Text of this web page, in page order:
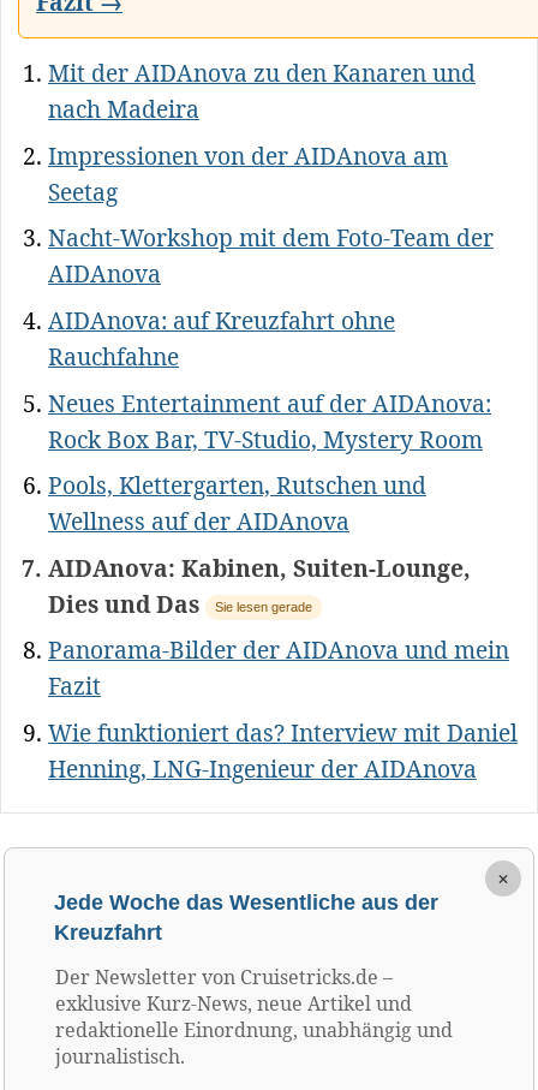
Mit der AIDAnova zu den Kanaren und
nach Madeira
Impressionen von der AIDAnova am
Seetag
Nacht-Workshop mit dem Foto-Team der
AIDAnova
AIDAnova: auf Kreuzfahrt ohne
Rauchfahne
Neues Entertainment auf der AIDAnova:
Rock Box Bar, TV-Studio, Mystery Room
Pools, Klettergarten, Rutschen und
Wellness auf der AIDAnova
AIDAnova: Kabinen, Suiten-Lounge,
Dies und Das
Sie lesen gerade
Panorama-Bilder der AIDAnova und mein
Fazit
Wie funktioniert das? Interview mit Daniel
Henning, LNG-Ingenieur der AIDAnova
×
Jede Woche das Wesentliche aus der
Kreuzfahrt
Der Newsletter von Cruisetricks.de –
exklusive Kurz-News, neue Artikel und
redaktionelle Einordnung, unabhängig und
journalistisch.